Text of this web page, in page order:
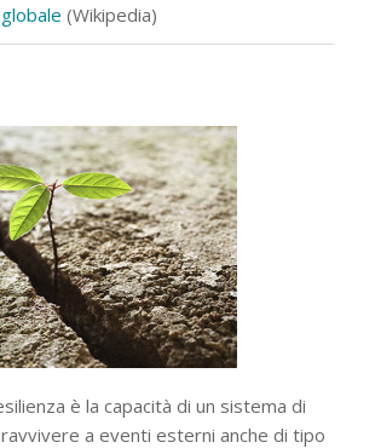
(Wikipedia)
è la capacità di un sistema di
a eventi esterni anche di tipo